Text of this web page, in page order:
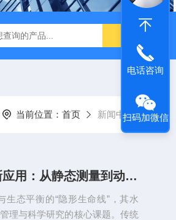
PST-DD电动土壤采样器
当前位置： 首页 新闻中心
井深仪在地下水监测中的创新应用：从静态测量到动态感知的突破
态平衡的“隐形生命线”，其水
理与科学研究的核心课题。传统
电话咨询
扫码加微信